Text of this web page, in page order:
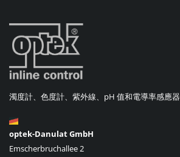
濁度計、色度計、紫外線、pH 值和電導率感應器
optek-Danulat GmbH
Emscherbruchallee 2